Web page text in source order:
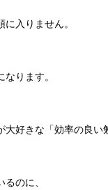
入りません。
ります。
大好きな「効率の良い
のに、